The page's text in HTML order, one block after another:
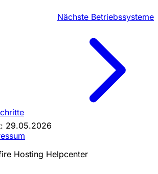
Nächste Betriebssysteme
29.05.2026
Hosting Helpcenter